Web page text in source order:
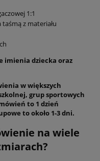
1:1
z materiału
imienia dziecka oraz
w większych
grup sportowych
to 1 dzień
to około 1-3 dni.
na wiele